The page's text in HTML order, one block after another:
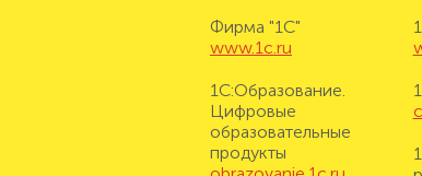
Фирма "1С"
www.1c.ru
1С:Образование.
Цифровые
образовательные
продукты